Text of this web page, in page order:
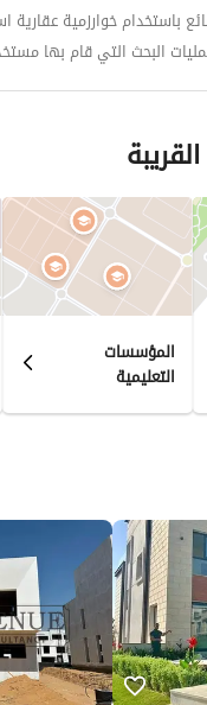
باستخدام خوارزمية عقارية
البحث التي قام بها مستخدمي
المؤسسات
التعليمية